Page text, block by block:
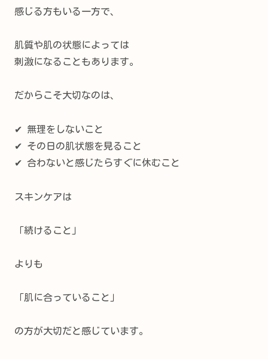
感じる方もいる一方で、
肌質や肌の状態によっては
刺激になることもあります。
だからこそ大切なのは、
✔ 無理をしないこと
✔ その日の肌状態を見ること
✔ 合わないと感じたらすぐに休むこと
スキンケアは
「続けること」
よりも
「肌に合っていること」
の方が大切だと感じています。